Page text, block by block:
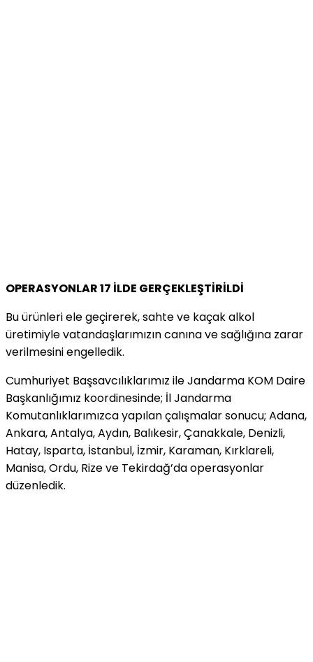
OPERASYONLAR 17 İLDE GERÇEKLEŞTİRİLDİ
Bu ürünleri ele geçirerek, sahte ve kaçak alkol
üretimiyle vatandaşlarımızın canına ve sağlığına zarar
verilmesini engelledik.
Cumhuriyet Başsavcılıklarımız ile Jandarma KOM Daire
Başkanlığımız koordinesinde; İl Jandarma
Komutanlıklarımızca yapılan çalışmalar sonucu; Adana,
Ankara, Antalya, Aydın, Balıkesir, Çanakkale, Denizli,
Hatay, Isparta, İstanbul, İzmir, Karaman, Kırklareli,
Manisa, Ordu, Rize ve Tekirdağ’da operasyonlar
düzenledik.